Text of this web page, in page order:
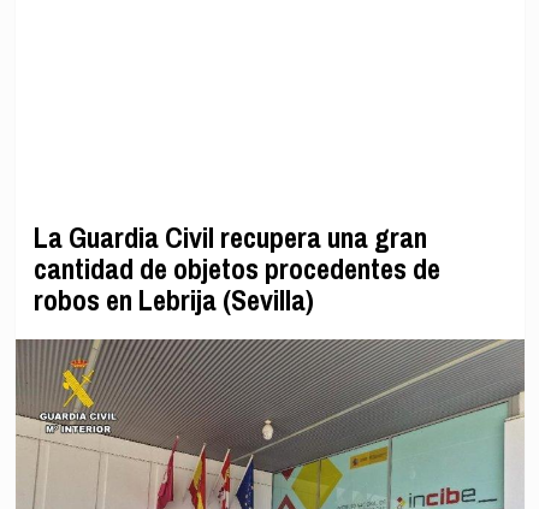
La Guardia Civil recupera una gran
cantidad de objetos procedentes de
robos en Lebrija (Sevilla)